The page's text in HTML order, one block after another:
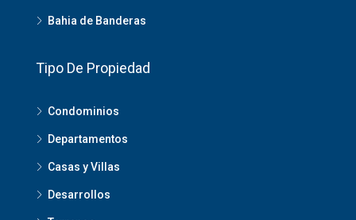
Bahia de Banderas
Tipo De Propiedad
Condominios
Departamentos
Casas y Villas
Desarrollos